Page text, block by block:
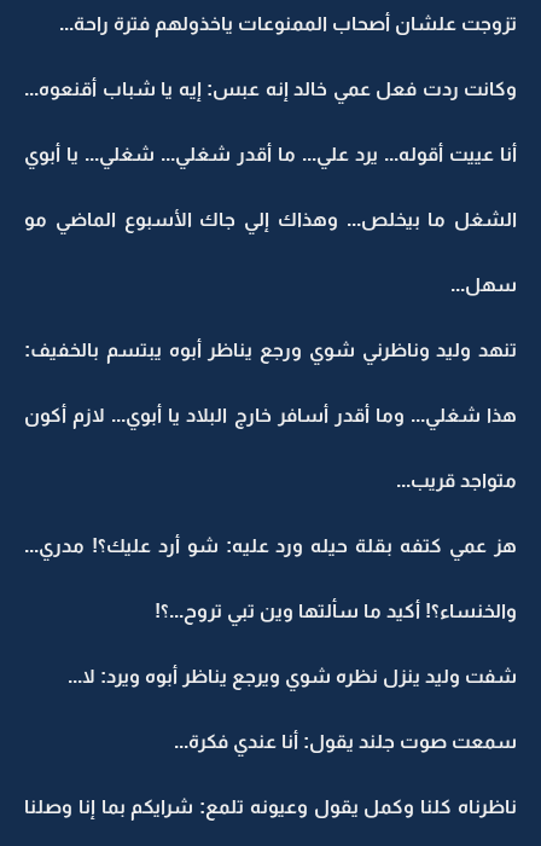
تزوجت علشان أصحاب الممنوعات ياخذولهم فترة راحة...
وكانت ردت فعل عمي خالد إنه عبس: إيه يا شباب أقنعوه...
أنا عييت أقوله... يرد علي... ما أقدر شغلي... شغلي... يا أبوي
الشغل ما بيخلص... وهذاك إلي جاك الأسبوع الماضي مو
سهل...
تنهد وليد وناظرني شوي ورجع يناظر أبوه يبتسم بالخفيف:
هذا شغلي... وما أقدر أسافر خارج البلاد يا أبوي... لازم أكون
متواجد قريب...
هز عمي كتفه بقلة حيله ورد عليه: شو أرد عليك؟! مدري...
والخنساء؟! أكيد ما سألتها وين تبي تروح...؟!
شفت وليد ينزل نظره شوي ويرجع يناظر أبوه ويرد: لا...
سمعت صوت جلند يقول: أنا عندي فكرة...
ناظرناه كلنا وكمل يقول وعيونه تلمع: شرايكم بما إنا وصلنا